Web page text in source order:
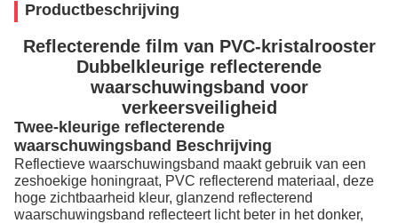
Productbeschrijving
Reflecterende film van PVC-kristalrooster
Dubbelkleurige reflecterende
waarschuwingsband voor
verkeersveiligheid
Twee-kleurige reflecterende
waarschuwingsband Beschrijving
Reflectieve waarschuwingsband maakt gebruik van een
zeshoekige honingraat, PVC reflecterend materiaal, deze
hoge zichtbaarheid kleur, glanzend reflecterend
waarschuwingsband reflecteert licht beter in het donker,